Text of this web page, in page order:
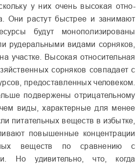
у них очень высокая отно­
Они растут быстрее и занимают
будут монополизированы
рудеральными видами сорня­ков,
участке. Высокая относи­тельная
сорняков совпадает с
предоставлен­ных человеком.
подвержены отрицательному
виды, характер­ные для менее
питательных веществ в избытке,
повы­шенные концентрации
веществ по сравнению с
Но удивительно, что, когда